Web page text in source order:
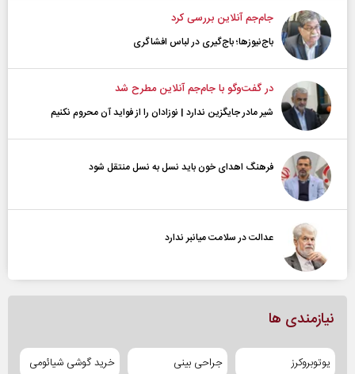
جام‌جم آنلاین بررسی کرد
باج‌نیوزها؛ باج‌گیری در لباس افشاگری
در گفت‌و‌گو با جام‌جم آنلاین مطرح شد
شیر مادر جایگزین ندارد | نوزادان را از فواید آن محروم نکنیم
فرهنگ اهدای خون باید نسل به نسل منتقل شود
عدالت در سلامت میانبر ندارد
نیازمندی ها
یوتوبروکرز جراحی بینی خرید گوشی شیائومی